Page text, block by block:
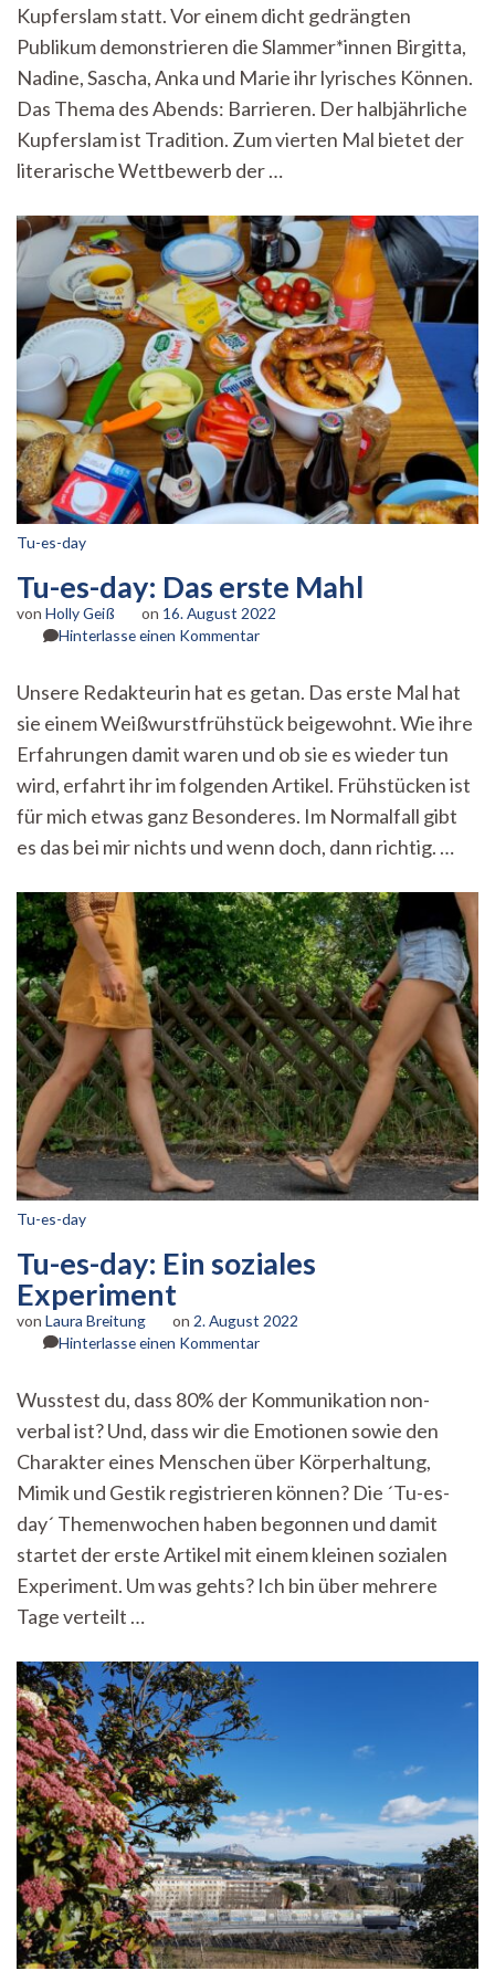
Herzensangelegenheit
Kupferslam statt. Vor einem dicht gedrängten
Publikum demonstrieren die Slammer*innen Birgitta,
Nadine, Sascha, Anka und Marie ihr lyrisches Können.
Das Thema des Abends: Barrieren. Der halbjährliche
Kupferslam ist Tradition. Zum vierten Mal bietet der
literarische Wettbewerb der …
Tu-es-day
Tu-es-day: Das erste Mahl
von Holly Geiß on 16. August 2022
Hinterlasse einen Kommentarzu
day:
Das
erste
Mahl
Unsere Redakteurin hat es getan. Das erste Mal hat
sie einem Weißwurstfrühstück beigewohnt. Wie ihre
Erfahrungen damit waren und ob sie es wieder tun
wird, erfahrt ihr im folgenden Artikel. Frühstücken ist
für mich etwas ganz Besonderes. Im Normalfall gibt
es das bei mir nichts und wenn doch, dann richtig. …
Tu-es-day
Tu-es-day: Ein soziales
Experiment
von Laura Breitung on 2. August 2022
Hinterlasse einen Kommentarzu
day:
Ein
soziales
Experiment
Wusstest du, dass 80% der Kommunikation non-
verbal ist? Und, dass wir die Emotionen sowie den
Charakter eines Menschen über Körperhaltung,
Mimik und Gestik registrieren können? Die ´Tu-es-
day´ Themenwochen haben begonnen und damit
startet der erste Artikel mit einem kleinen sozialen
Experiment. Um was gehts? Ich bin über mehrere
Tage verteilt …